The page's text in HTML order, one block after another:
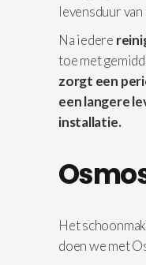
levensduur
Na iedere
toe met
zorgt een
een langere
installatie.
Het
doen we met